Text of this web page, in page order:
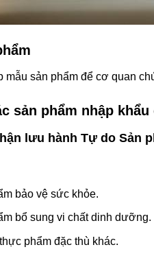
mẫu sản phẩm để cơ quan
sản phẩm nhập khẩu
lưu hành Tự do Sản
bảo vệ sức khỏe.
bổ sung vi chất dinh dưỡng.
phẩm đặc thù khác.